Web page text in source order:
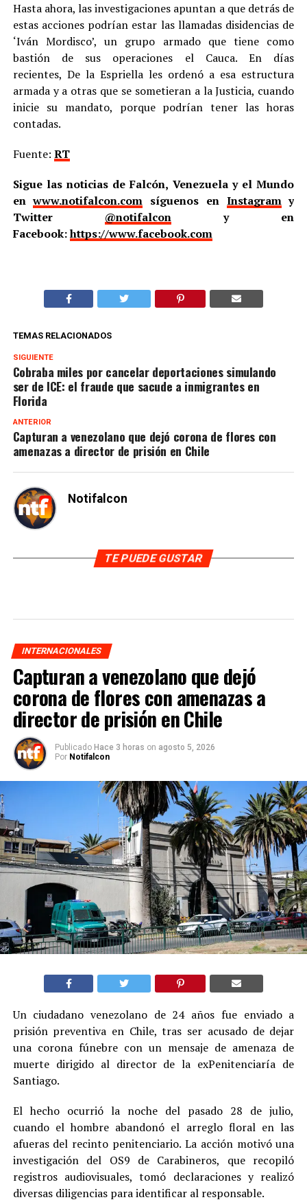
Hasta ahora, las investigaciones apuntan a que detrás de
estas acciones podrían estar las llamadas disidencias de
‘Iván Mordisco’, un grupo armado que tiene como
bastión de sus operaciones el Cauca. En días
recientes, De la Espriella les ordenó a esa estructura
armada y a otras que se sometieran a la Justicia, cuando
inicie su mandato, porque podrían tener las horas
contadas.
Fuente: RT
Sigue las noticias de Falcón, Venezuela y el Mundo
enwww.notifalcon.com síguenos en Instagramy
Twitter @notifalcony en
Facebook:https://www.facebook.com
TEMAS RELACIONADOS
SIGUIENTE
Cobraba miles por cancelar deportaciones simulando
ser de ICE: el fraude que sacude a inmigrantes en
Florida
ANTERIOR
Capturan a venezolano que dejó corona de flores con
amenazas a director de prisión en Chile
Notifalcon
TE PUEDE GUSTAR
INTERNACIONALES
Capturan a venezolano que dejó
corona de flores con amenazas a
director de prisión en Chile
Publicado Hace 3 horas on agosto 5, 2026
Por Notifalcon
Un ciudadano venezolano de 24 años fue enviado a
prisión preventiva en Chile, tras ser acusado de dejar
una corona fúnebre con un mensaje de amenaza de
muerte dirigido al director de la exPenitenciaría de
Santiago.
El hecho ocurrió la noche del pasado 28 de julio,
cuando el hombre abandonó el arreglo floral en las
afueras del recinto penitenciario. La acción motivó una
investigación del OS9 de Carabineros, que recopiló
registros audiovisuales, tomó declaraciones y realizó
diversas diligencias para identificar al responsable.